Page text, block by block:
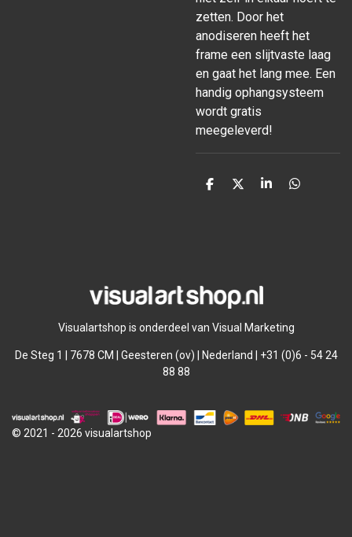
zetten. Door het
anodiseren heeft het
frame een slijtvaste laag
en gaat het lang mee. Een
handig ophangsysteem
wordt gratis
meegeleverd!
D
D
S
D
Visualartshop is onderdeel van Visual Marketing
De Steg 1 | 7678 CM | Geesteren (ov) | Nederland | +31 (0)6 - 54 24
88 88
© 2021 - 2026 visualartshop